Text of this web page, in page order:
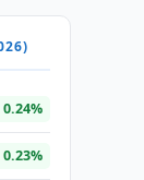
0.24%
0.23%